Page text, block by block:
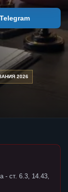
Telegram
2026
- ст. 6.3, 14.43,